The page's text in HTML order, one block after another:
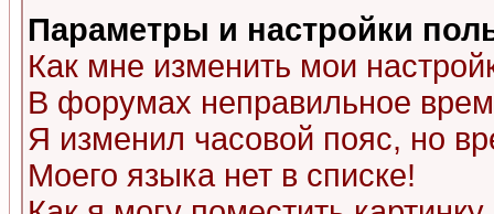
Параметры и настройки
Как мне изменить мои
В форумах неправильное
Я изменил часовой пояс, но
Моего языка нет в списке!